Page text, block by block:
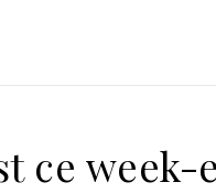
ce week-